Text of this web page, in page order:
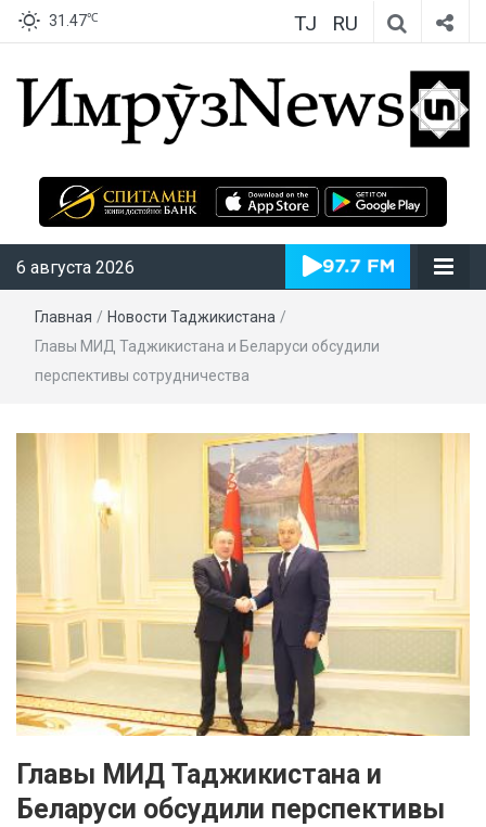
31.47℃ TJ RU
ИмрӯзNews
6 августа 2026
Главная / Новости Таджикистана /
Главы МИД Таджикистана и Беларуси обсудили
перспективы сотрудничества
Главы МИД Таджикистана и
Беларуси обсудили перспективы